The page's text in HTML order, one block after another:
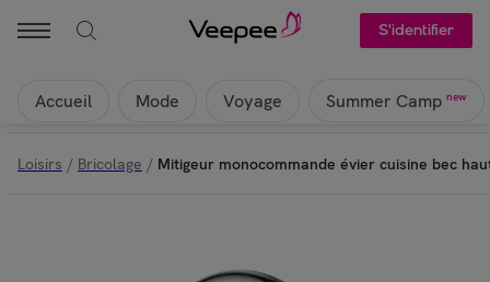
S'identifier
Accueil Mode Voyage Summer Camp new
Loisirs / Bricolage / Mitigeur monocommande évier cuisine bec
Grohe - Mitigeur monocommande évier cuisine bec haut Concetto |